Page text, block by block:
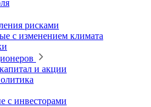
рисками
с изменением климата
и акции
с инвесторами